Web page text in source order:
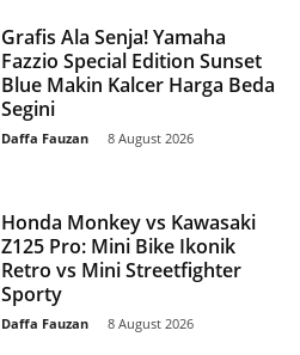
Grafis Ala Senja! Yamaha
Fazzio Special Edition Sunset
Blue Makin Kalcer Harga Beda
Segini
Daffa Fauzan 8 August 2026
Honda Monkey vs Kawasaki
Z125 Pro: Mini Bike Ikonik
Retro vs Mini Streetfighter
Sporty
Daffa Fauzan 8 August 2026